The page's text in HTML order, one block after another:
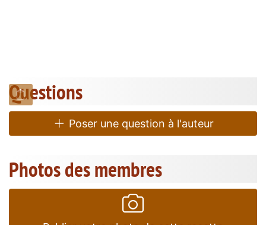
Questions
Poser une question à l'auteur
Photos des membres